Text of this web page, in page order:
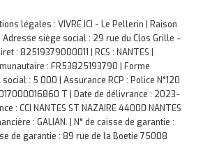
légales : VIVRE ICI - Le Pellerin | Raison
Adresse siège social : 29 rue du Clos Grille -
: 82519379000011 | RCS : NANTES |
: FR53825193790 | Forme
: 5 000 | Assurance RCP : Police N°120
T | Date de délivrance : 2023-
: CCI NANTES ST NAZAIRE 44000 NANTES
: GALIAN. | N° de caisse de garantie :
de garantie : 89 rue de la Boetie 75008